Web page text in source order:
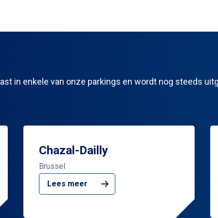
in enkele van onze parkings en wordt nog steeds
Chazal-Dailly
Brussel
Lees meer